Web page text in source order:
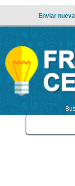
Enviar